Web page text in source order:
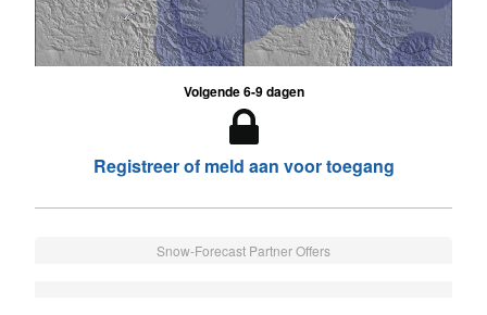
Volgende 6-9 dagen
Registreer of meld aan voor toegang
Snow-Forecast Partner Offers